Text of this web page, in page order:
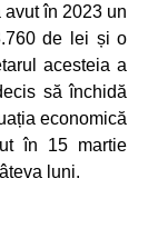
avut în 2023 un
de lei și o
acesteia a
să închidă
economică
în 15 martie
luni.